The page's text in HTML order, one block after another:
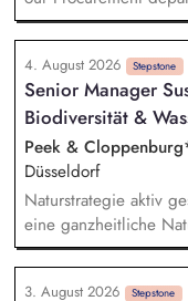
Batteriespeicher und
Energiewirtschaft.
managing
sustainability
solutions. You will be
management of data
landscapes, including
Datasphere,
sustainability-related
consistent, and
develop meaningful
sustainability
requirements and the
standards across the
4. August 2026 Stepstone
Senior Manager
Biodiversität &
Peek &
Düsseldorf
Naturstrategie aktiv
eine ganzheitliche
und Wasser, um die
3. August 2026 Stepstone